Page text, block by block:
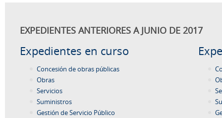
EXPEDIENTES ANTERIORES A JUNIO DE 2017
Expedientes en curso
Concesión de obras públicas
Obras
Servicios
Suministros
Gestión de Servicio Público